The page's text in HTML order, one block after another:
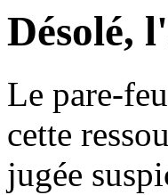
Désolé,
Le pare-
cette
jugée